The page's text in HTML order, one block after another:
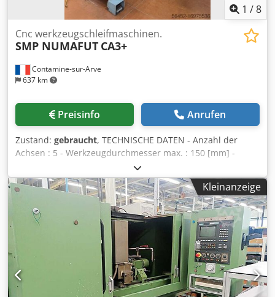
1 /8
Contamine-sur-Arve
637 km
Cnc werkzeugschleifmaschinen.
SMP NUMAFUT CA3+
Preisinfo Anrufen
Zustand: gebraucht, TECHNISCHE DATEN - Anzahl der
Achsen : 5 - Werkzeugdurchmesser max. : 150 [mm] -
Werkzeuglänge max. in manual Mode : 300 [mm] -
Werkzeuglänge max. in auto Mode : 140 [mm] -
Werkzeuggewicht max. : 25 [kg] WERKSTÜCKKOPF (A-
Achse) - Anhängen : SA 50 - Weg X/Z : 360 / 300 [mm] - Weg
Achse A : 360 [°] - Drehzahl max. : 800 [Upm] SCHLEIFKOPF
(B-Achse) - Anhängen : HSK-E40 - Weg Y : 200 [mm] - Weg
Achse B : -30 / +180 [°] - Schleifscheibe Durchmesser : 125
[mm] - Drehzahl max. : 20.000 [Upm] - Spindelleistung : 7
[kW] SCHLEIFSCHEIBEN MAGAZIN - Positionen : 4
WERKZEUG MAGAZIN - Typ : mit SCHUNK Spannsystem,
durch die linear Achsen Crsdeuhbzuspfx Afuef -
Kleinanzeige